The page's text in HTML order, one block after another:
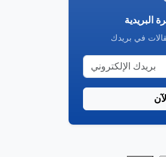
البريدية
في بريدك